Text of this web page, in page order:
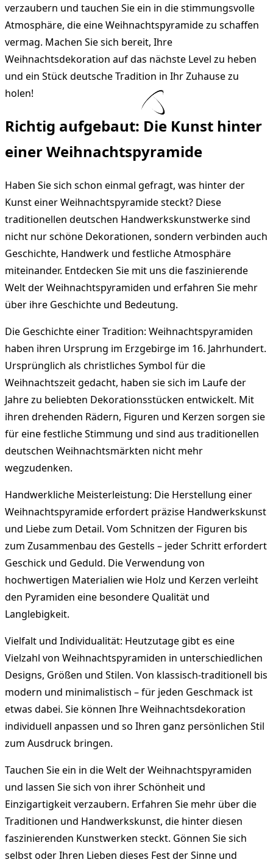
verzaubern und tauchen Sie ein in die stimmungsvolle
Atmosphäre, die eine Weihnachtspyramide zu schaffen
vermag. Machen Sie sich bereit, Ihre
Weihnachtsdekoration auf das nächste Level zu heben
und ein Stück deutsche Tradition in Ihr Zuhause zu
holen!
Richtig aufgebaut: Die Kunst hinter
einer Weihnachtspyramide
Haben Sie sich schon einmal gefragt, was hinter der
Kunst einer Weihnachtspyramide steckt? Diese
traditionellen deutschen Handwerkskunstwerke sind
nicht nur schöne Dekorationen, sondern verbinden auch
Geschichte, Handwerk und festliche Atmosphäre
miteinander. Entdecken Sie mit uns die faszinierende
Welt der Weihnachtspyramiden und erfahren Sie mehr
über ihre Geschichte und Bedeutung.
Die Geschichte einer Tradition: Weihnachtspyramiden
haben ihren Ursprung im Erzgebirge im 16. Jahrhundert.
Ursprünglich als christliches Symbol für die
Weihnachtszeit gedacht, haben sie sich im Laufe der
Jahre zu beliebten Dekorationsstücken entwickelt. Mit
ihren drehenden Rädern, Figuren und Kerzen sorgen sie
für eine festliche Stimmung und sind aus traditionellen
deutschen Weihnachtsmärkten nicht mehr
wegzudenken.
Handwerkliche Meisterleistung: Die Herstellung einer
Weihnachtspyramide erfordert präzise Handwerkskunst
und Liebe zum Detail. Vom Schnitzen der Figuren bis
zum Zusammenbau des Gestells – jeder Schritt erfordert
Geschick und Geduld. Die Verwendung von
hochwertigen Materialien wie Holz und Kerzen verleiht
den Pyramiden eine besondere Qualität und
Langlebigkeit.
Vielfalt und Individualität: Heutzutage gibt es eine
Vielzahl von Weihnachtspyramiden in unterschiedlichen
Designs, Größen und Stilen. Von klassisch-traditionell bis
modern und minimalistisch – für jeden Geschmack ist
etwas dabei. Sie können Ihre Weihnachtsdekoration
individuell anpassen und so Ihren ganz persönlichen Stil
zum Ausdruck bringen.
Tauchen Sie ein in die Welt der Weihnachtspyramiden
und lassen Sie sich von ihrer Schönheit und
Einzigartigkeit verzaubern. Erfahren Sie mehr über die
Traditionen und Handwerkskunst, die hinter diesen
faszinierenden Kunstwerken steckt. Gönnen Sie sich
selbst oder Ihren Lieben dieses Fest der Sinne und